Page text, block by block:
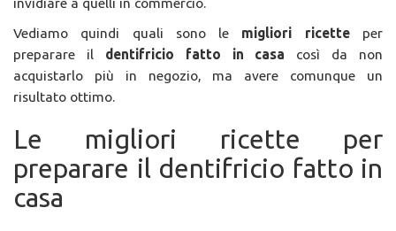
Vediamo quindi quali sono le migliori ricetteper
preparare il dentifricio fatto in casa così da non
acquistarlo più in negozio, ma avere comunque un
risultato ottimo.
Le migliori ricette per
preparare il dentifricio fatto in
casa